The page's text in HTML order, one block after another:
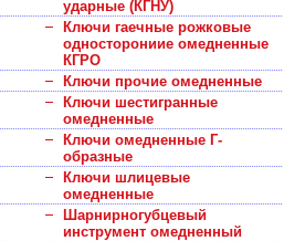
ударные (КГНУ)
Ключи гаечные рожковые
односторониие омедненные
КГРО
Ключи прочие омедненные
Ключи шестигранные
омедненные
Ключи омедненные Г-
образные
Ключи шлицевые
омедненные
Шарнирногубцевый
инструмент омедненный